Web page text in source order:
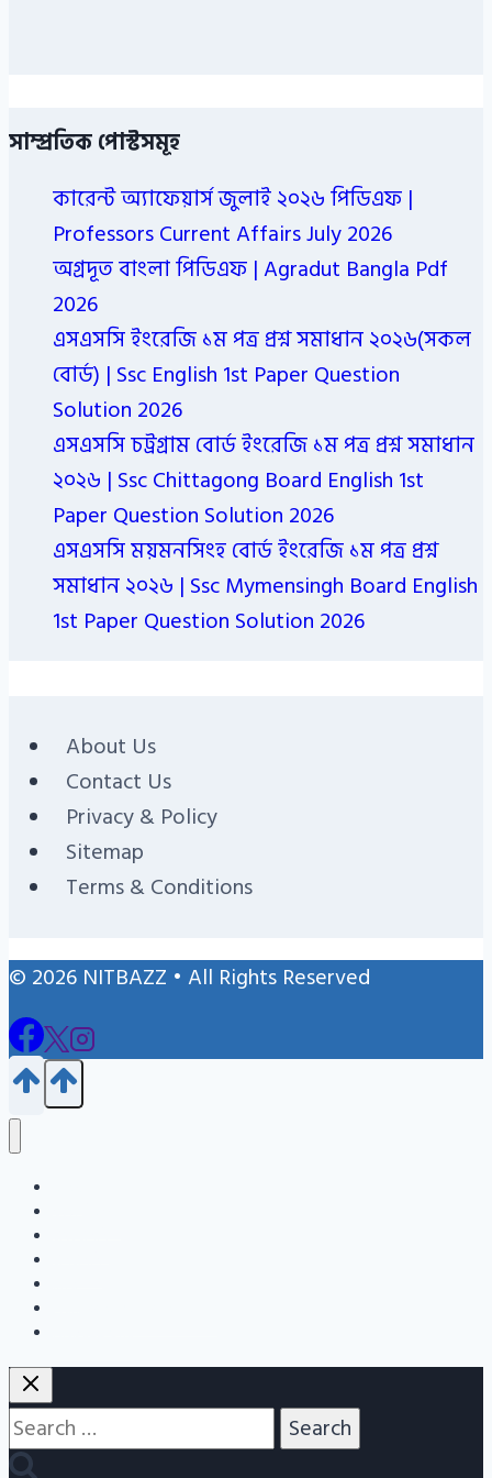
সাম্প্রতিক পোস্টসমূহ
কারেন্ট অ্যাফেয়ার্স জুলাই ২০২৬ পিডিএফ |
Professors Current Affairs July 2026
অগ্রদূত বাংলা পিডিএফ | Agradut Bangla Pdf
2026
এসএসসি ইংরেজি ১ম পত্র প্রশ্ন সমাধান ২০২৬(সকল
বোর্ড) | Ssc English 1st Paper Question
Solution 2026
এসএসসি চট্রগ্রাম বোর্ড ইংরেজি ১ম পত্র প্রশ্ন সমাধান
২০২৬ | Ssc Chittagong Board English 1st
Paper Question Solution 2026
এসএসসি ময়মনসিংহ বোর্ড ইংরেজি ১ম পত্র প্রশ্ন
সমাধান ২০২৬ | Ssc Mymensingh Board English
1st Paper Question Solution 2026
About Us
Contact Us
Privacy & Policy
Sitemap
Terms & Conditions
© 2026 NITBAZZ • All Rights Reserved
Search
for: